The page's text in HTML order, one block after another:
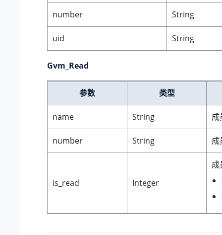
number String
uid String
Gvm_Read
参数 类型
name String 成
number String 成
is_read Integer
成